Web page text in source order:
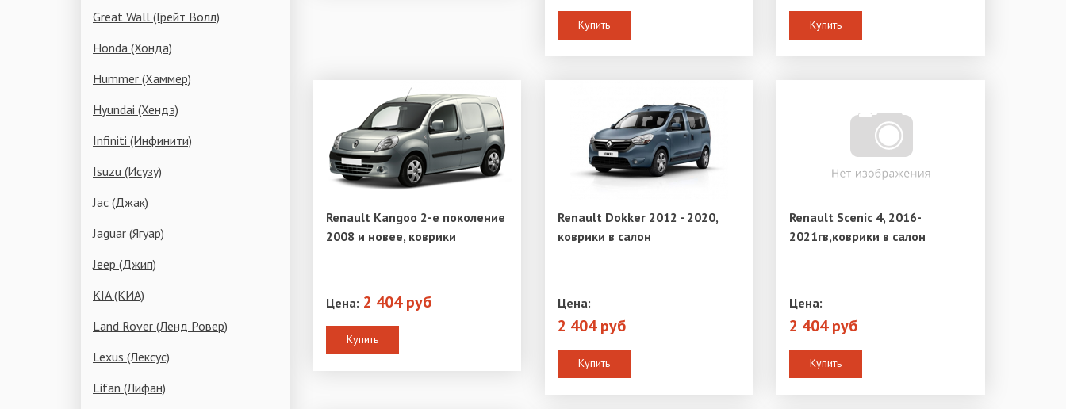
Great Wall (Грейт Волл)
Honda (Хонда)
Hummer (Хаммер)
Hyundai (Хендэ)
Infiniti (Инфинити)
Isuzu (Исузу)
Jac (Джак)
Jaguar (Ягуар)
Jeep (Джип)
KIA (КИА)
Land Rover (Ленд Ровер)
Lexus (Лексус)
Lifan (Лифан)
Купить Купить
Renault Kangoo 2-е поколение
2008 и новее, коврики
Цена: 2 404 руб
Купить
Renault Dokker 2012 - 2020,
коврики в салон
Цена:
2 404 руб
Купить
Renault Scenic 4, 2016-
2021гв,коврики в салон
Цена:
2 404 руб
Купить